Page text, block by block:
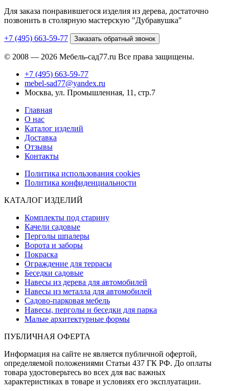
Для заказа понравившегося изделия из дерева, достаточно
позвонить в столярную мастерскую "Дубравушка"
+7 (495) 663-59-77 Заказать обратный звонок
© 2008 — 2026 Мебель-сад77.ru Все права защищены.
+7 (495) 663-59-77
mebel-sad77@yandex.ru
Москва, ул. Промышленная, 11, стр.7
Главная
О нас
Каталог изделий
Доставка
Отзывы
Контакты
Политика использования cookies
Политика конфиденциальности
КАТАЛОГ ИЗДЕЛИЙ
Комплекты под старину
Качели садовые
Перголы шпалеры
Ворота и заборы
Покраска
Ограждение для террасы
Беседки садовые
Навесы из дерева для автомобилей
Навесы из металла для автомобилей
Садово-парковая мебель
Навесы, перголы и беседки для парка
Малые архитектурные формы
ПУБЛИЧНАЯ ОФЕРТА
Информация на сайте не является публичной офертой,
определяемой положениями Статьи 437 ГК РФ. До оплаты
товара удостоверьтесь во всех для вас важных
характеристиках в товаре и условиях его эксплуатации.